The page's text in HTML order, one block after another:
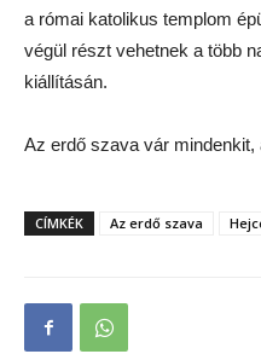
a római katolikus templom
végül részt vehetnek a több
kiállításán.
Az erdő szava vár mindenkit,
CÍMKÉK Az erdő szava